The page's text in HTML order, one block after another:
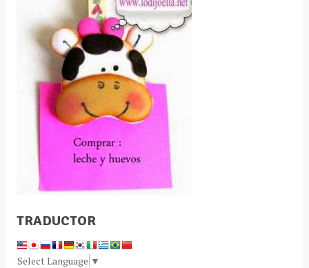
TRADUCTOR
Select Language ▼